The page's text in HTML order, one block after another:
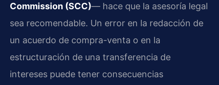
Commission (SCC)— hace que la asesoría legal
sea recomendable. Un error en la redacción de
un acuerdo de compra-venta o en la
estructuración de una transferencia de
intereses puede tener consecuencias